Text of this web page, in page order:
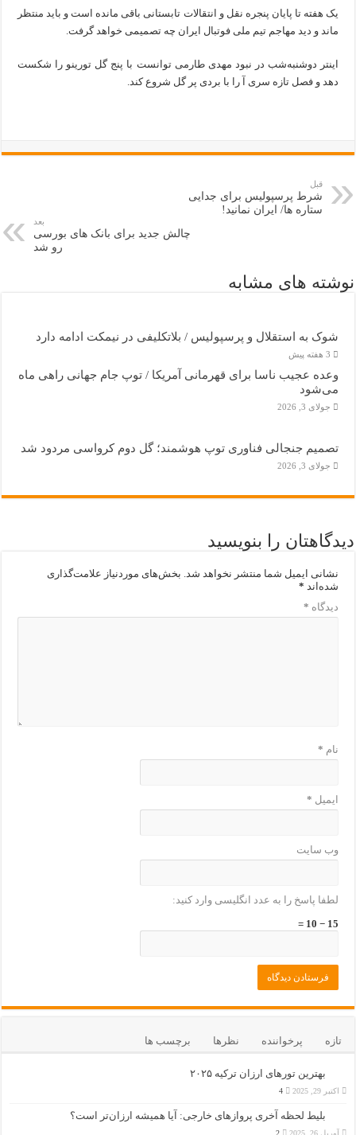
یک هفته تا پایان پنجره نقل و انتقالات تابستانی باقی‌ مانده است و باید منتظر
ماند و دید مهاجم تیم ملی فوتبال ایران چه تصمیمی خواهد گرفت.
اینتر دوشنبه‌شب در نبود مهدی طارمی توانست با پنج گل تورینو را شکست
دهد و فصل تازه سری آ را با بردی پر گل شروع کند.
قبل
شرط پرسپولیس برای جدایی
ستاره ها/ ایران نمانید!
بعد
چالش جدید برای بانک‌ های بورسی
رو شد
نوشته های مشابه
شوک به استقلال و پرسپولیس / بلاتکلیفی در نیمکت ادامه دارد
3 هفته پیش
وعده عجیب ناسا برای قهرمانی آمریکا / توپ جام جهانی راهی ماه
می‌شود
جولای 3, 2026
تصمیم جنجالی فناوری توپ هوشمند؛ گل دوم کرواسی مردود شد
جولای 3, 2026
دیدگاهتان را بنویسید
نشانی ایمیل شما منتشر نخواهد شد. بخش‌های موردنیاز علامت‌گذاری
شده‌اند *
دیدگاه *
نام *
ایمیل *
وب‌ سایت
لطفا پاسخ را به عدد انگلیسی وارد کنید:
15 − 10 =
تازه پرخواننده نظرها برچسب ها
بهترین تورهای ارزان ترکیه ۲۰۲۵
اکتبر 29, 2025 4
بلیط لحظه آخری پروازهای خارجی: آیا همیشه ارزان‌تر است؟
آوریل 26, 2025 2